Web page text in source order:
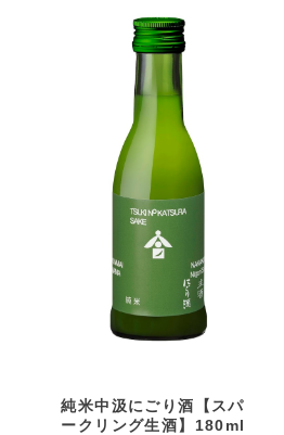
純米中汲にごり酒【スパ
ークリング生酒】180ml